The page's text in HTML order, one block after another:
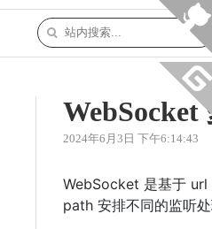
2024年6月3日 下午6:14:43
WebSocket 是基于 url
path 安排不同的监听